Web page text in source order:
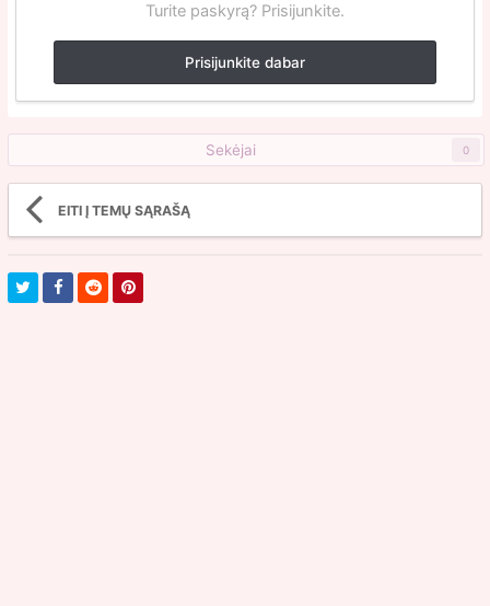
Turite paskyrą? Prisijunkite.
Prisijunkite dabar
Sekėjai 0
EITI Į TEMŲ SĄRAŠĄ